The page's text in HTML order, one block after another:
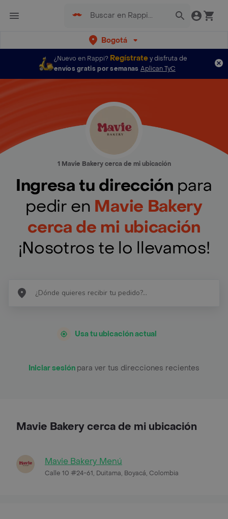
Bogotá
¿Nuevo en Rappi? Regístratey disfruta de
envíos gratis por semanas Aplican TyC
1 Mavie Bakery cerca de mi ubicación
Ingresa tu dirección para
pedir en Mavie Bakery
cerca de mi ubicación
¡Nosotros te lo llevamos!
Usa tu ubicación actual
Iniciar sesión para ver tus direcciones recientes
Mavie Bakery cerca de mi ubicación
Mavie Bakery Menú
Calle 10 #24-61, Duitama, Boyacá, Colombia